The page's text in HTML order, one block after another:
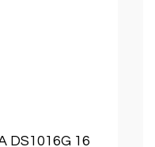
DS1016G 16